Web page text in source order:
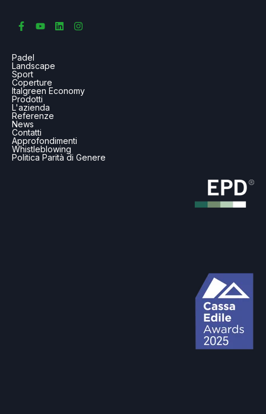
Padel
Landscape
Sport
Coperture
Italgreen Economy
Prodotti
L'azienda
Referenze
News
Contatti
Approfondimenti
Whistleblowing
Politica Parità di Genere